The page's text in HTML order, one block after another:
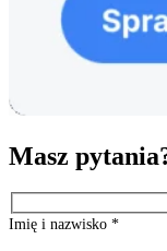
Masz
Imię i nazwisko *